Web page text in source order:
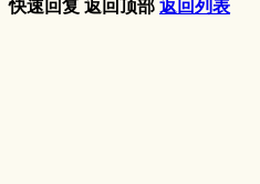
快速回复 返回顶部 返回列表